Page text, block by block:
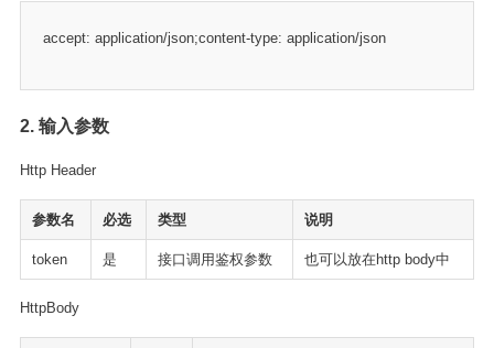
accept: application/json;content-type: application/json
2. 输入参数
Http Header
参数名 必选 类型 说明
token 是 接口调用鉴权参数 也可以放在http body中
HttpBody